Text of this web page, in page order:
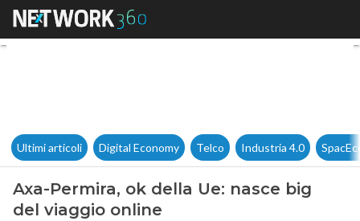
Axa-Permira, ok della Ue:
Ultimi articoli Digital Economy Telco Industria 4.0
Axa-Permira, ok della Ue: nasce big
del viaggio online